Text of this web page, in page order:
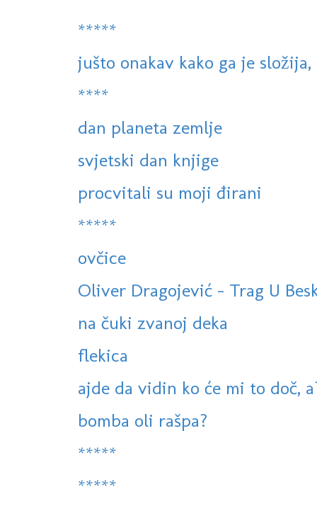
*****
jušto onakav kako ga je
****
dan planeta zemlje
svjetski dan knjige
procvitali su moji đirani
*****
ovčice
Oliver Dragojević - Trag U
na čuki zvanoj deka
flekica
ajde da vidin ko će mi to doč,
bomba oli rašpa?
*****
*****